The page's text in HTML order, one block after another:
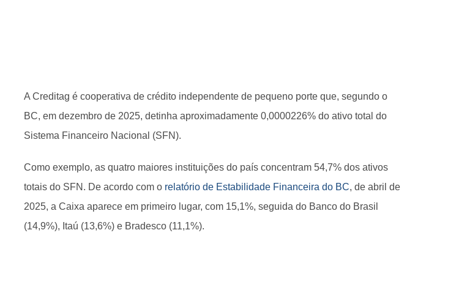
A Creditag é cooperativa de crédito independente de pequeno porte que, segundo o
BC, em dezembro de 2025, detinha aproximadamente 0,0000226% do ativo total do
Sistema Financeiro Nacional (SFN).
Como exemplo, as quatro maiores instituições do país concentram 54,7% dos ativos
totais do SFN. De acordo com o relatório de Estabilidade Financeira do BC, de abril de
2025, a Caixa aparece em primeiro lugar, com 15,1%, seguida do Banco do Brasil
(14,9%), Itaú (13,6%) e Bradesco (11,1%).